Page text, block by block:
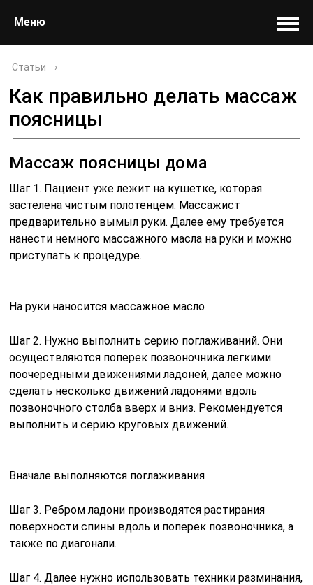
Меню
Статьи ›
Как правильно делать массаж
поясницы
Массаж поясницы дома
Шаг 1. Пациент уже лежит на кушетке, которая
застелена чистым полотенцем. Массажист
предварительно вымыл руки. Далее ему требуется
нанести немного массажного масла на руки и можно
приступать к процедуре.
На руки наносится массажное масло
Шаг 2. Нужно выполнить серию поглаживаний. Они
осуществляются поперек позвоночника легкими
поочередными движениями ладоней, далее можно
сделать несколько движений ладонями вдоль
позвоночного столба вверх и вниз. Рекомендуется
выполнить и серию круговых движений.
Вначале выполняются поглаживания
Шаг 3. Ребром ладони производятся растирания
поверхности спины вдоль и поперек позвоночника, а
также по диагонали.
Шаг 4. Далее нужно использовать техники разминания,